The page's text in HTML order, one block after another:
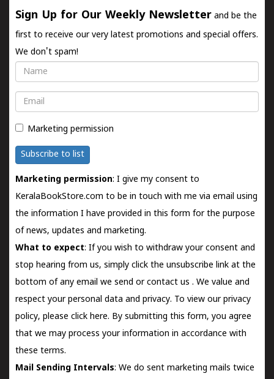
Sign Up for Our Weekly Newsletter and be the
first to receive our very latest promotions and special offers.
We don't spam!
Name
Email
Marketing permission
Subscribe to list
Marketing permission: I give my consent to
KeralaBookStore.com to be in touch with me via email using
the information I have provided in this form for the purpose
of news, updates and marketing.
What to expect: If you wish to withdraw your consent and
stop hearing from us, simply click the unsubscribe link at the
bottom of any email we send orcontact us . We value and
respect your personal data and privacy. To view our privacy
policy, please click here. By submitting this form, you agree
that we may process your information in accordance with
these terms.
Mail Sending Intervals: We do sent marketing mails twice